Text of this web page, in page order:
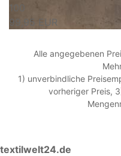
100
99,95 EUR
Alle angegebenen
1) unverbindliche
vorheriger Preis,
textilwelt24.de